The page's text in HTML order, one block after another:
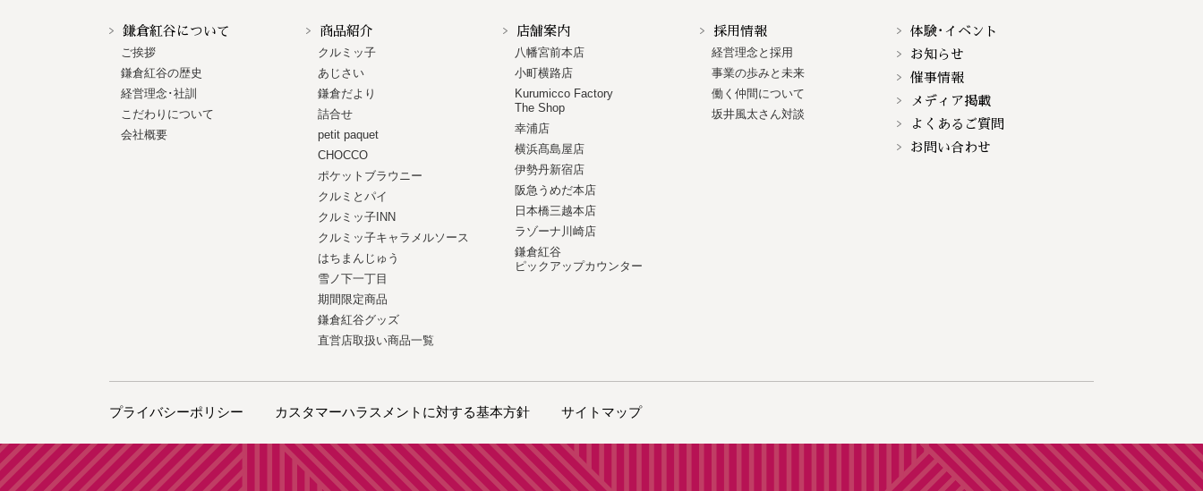
鎌倉紅谷について
ご挨拶
鎌倉紅谷の歴史
経営理念･社訓
こだわりについて
会社概要
商品紹介
クルミッ子
あじさい
鎌倉だより
詰合せ
petit paquet
CHOCCO
ポケットブラウニー
クルミとパイ
クルミッ子INN
クルミッ子キャラメルソース
はちまんじゅう
雪ノ下一丁目
期間限定商品
鎌倉紅谷グッズ
直営店取扱い商品一覧
店舗案内
八幡宮前本店
小町横路店
Kurumicco Factory
The Shop
幸浦店
横浜髙島屋店
伊勢丹新宿店
阪急うめだ本店
日本橋三越本店
ラゾーナ川崎店
鎌倉紅谷
ピックアップカウンター
採用情報
経営理念と採用
事業の歩みと未来
働く仲間について
坂井風太さん対談
体験･イベント
お知らせ
催事情報
メディア掲載
よくあるご質問
お問い合わせ
プライバシーポリシー カスタマーハラスメントに対する基本方針 サイトマップ